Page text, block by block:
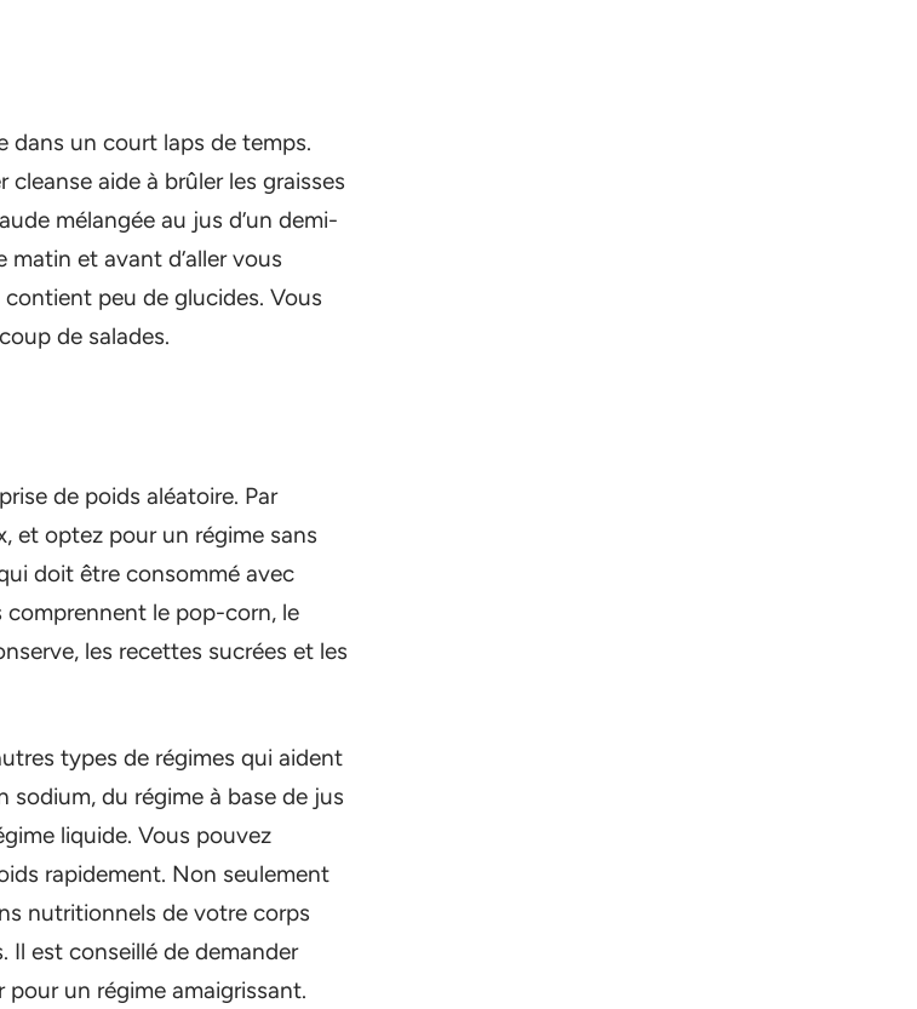
dans un court laps de temps.
aide à brûler les graisses
mélangée au jus d’un demi-
et avant d’aller vous
peu de glucides. Vous
de salades.
de poids aléatoire. Par
et optez pour un régime sans
doit être consommé avec
comprennent le pop-corn, le
les recettes sucrées et les
types de régimes qui aident
sodium, du régime à base de jus
liquide. Vous pouvez
rapidement. Non seulement
nutritionnels de votre corps
Il est conseillé de demander
pour un régime amaigrissant.